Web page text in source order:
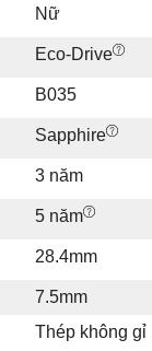
Nữ
Eco-Drive
B035
Sapphire
3 năm
5 năm
28.4mm
7.5mm
Thép không gỉ